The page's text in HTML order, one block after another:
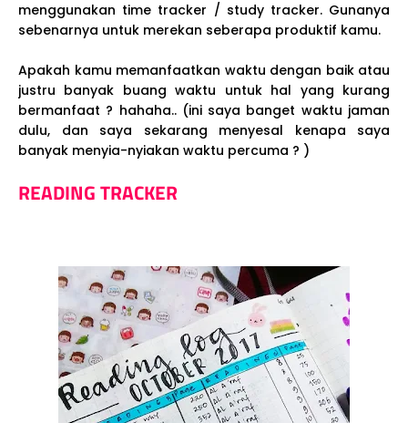
menggunakan time tracker / study tracker. Gunanya
sebenarnya untuk merekan seberapa produktif kamu.
Apakah kamu memanfaatkan waktu dengan baik atau
justru banyak buang waktu untuk hal yang kurang
bermanfaat ? hahaha.. (ini saya banget waktu jaman
dulu, dan saya sekarang menyesal kenapa saya
banyak menyia-nyiakan waktu percuma ? )
READING TRACKER